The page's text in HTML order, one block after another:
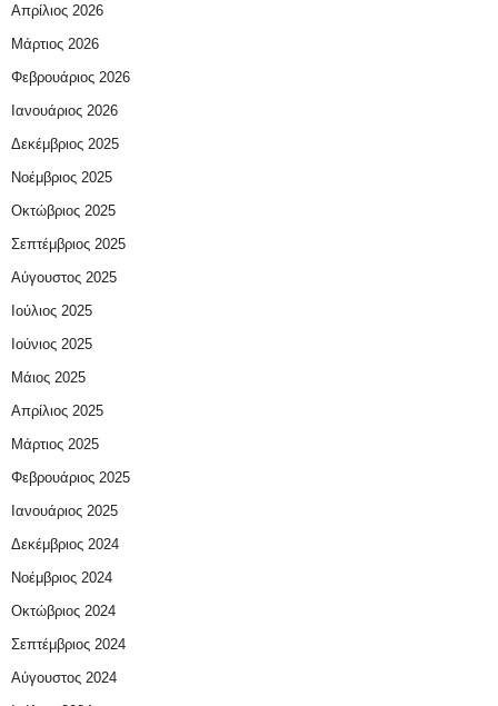
Απρίλιος 2026
Μάρτιος 2026
Φεβρουάριος 2026
Ιανουάριος 2026
Δεκέμβριος 2025
Νοέμβριος 2025
Οκτώβριος 2025
Σεπτέμβριος 2025
Αύγουστος 2025
Ιούλιος 2025
Ιούνιος 2025
Μάιος 2025
Απρίλιος 2025
Μάρτιος 2025
Φεβρουάριος 2025
Ιανουάριος 2025
Δεκέμβριος 2024
Νοέμβριος 2024
Οκτώβριος 2024
Σεπτέμβριος 2024
Αύγουστος 2024